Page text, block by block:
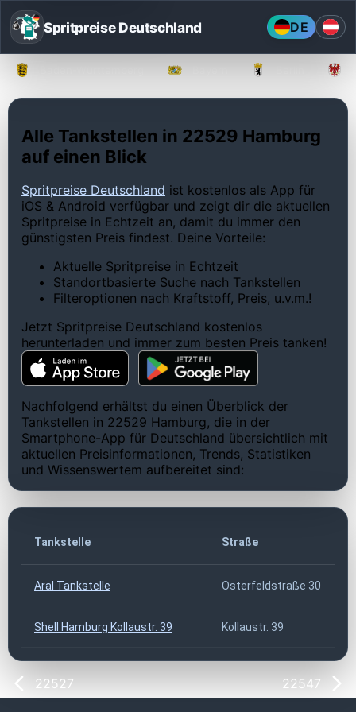
Spritpreise Deutschland DE
Alle Tankstellen in 22529 Hamburg
auf einen Blick
Spritpreise Deutschland ist kostenlos als App für
iOS & Android verfügbar und zeigt dir die aktuellen
Spritpreise in Echtzeit an, damit du immer den
günstigsten Preis findest. Deine Vorteile:
Aktuelle Spritpreise in Echtzeit
Standortbasierte Suche nach Tankstellen
Filteroptionen nach Kraftstoff, Preis, u.v.m.!
Jetzt Spritpreise Deutschland kostenlos
herunterladen und immer zum besten Preis tanken!
Nachfolgend erhältst du einen Überblick der
Tankstellen in 22529 Hamburg, die in der
Smartphone-App für Deutschland übersichtlich mit
aktuellen Preisinformationen, Trends, Statistiken
und Wissenswertem aufbereitet sind:
Tankstelle Straße
Aral Tankstelle Osterfeldstraße 30
Shell Hamburg Kollaustr. 39 Kollaustr. 39
22527 22547